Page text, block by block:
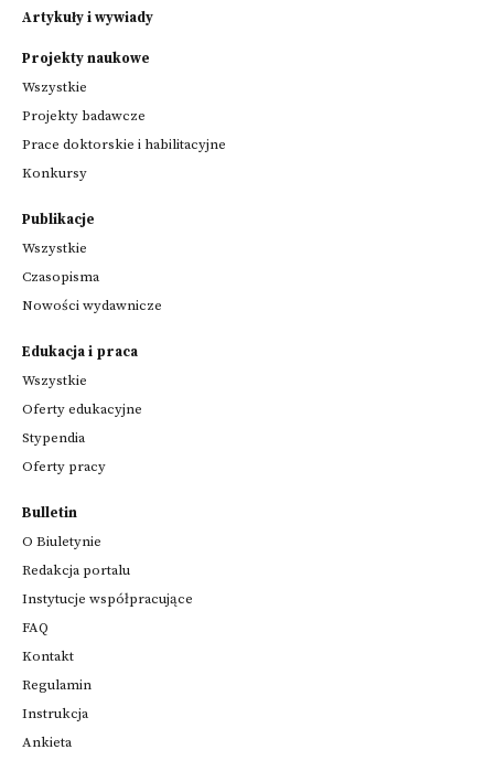
Artykuły i wywiady
Projekty naukowe
Wszystkie
Projekty badawcze
Prace doktorskie i habilitacyjne
Konkursy
Publikacje
Wszystkie
Czasopisma
Nowości wydawnicze
Edukacja i praca
Wszystkie
Oferty edukacyjne
Stypendia
Oferty pracy
Bulletin
O Biuletynie
Redakcja portalu
Instytucje współpracujące
FAQ
Kontakt
Regulamin
Instrukcja
Ankieta